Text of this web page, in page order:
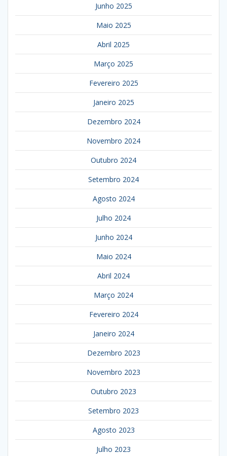
Junho 2025
Maio 2025
Abril 2025
Março 2025
Fevereiro 2025
Janeiro 2025
Dezembro 2024
Novembro 2024
Outubro 2024
Setembro 2024
Agosto 2024
Julho 2024
Junho 2024
Maio 2024
Abril 2024
Março 2024
Fevereiro 2024
Janeiro 2024
Dezembro 2023
Novembro 2023
Outubro 2023
Setembro 2023
Agosto 2023
Julho 2023